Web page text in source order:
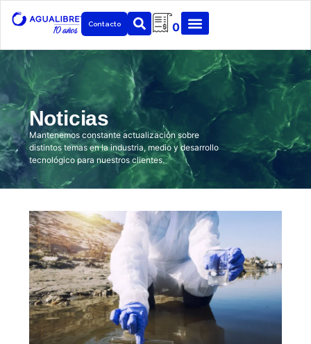
Contacto 0
Noticias
Mantenemos constante actualización sobre
distintos temas en la industria, medio y desarrollo
tecnológico para nuestros clientes.